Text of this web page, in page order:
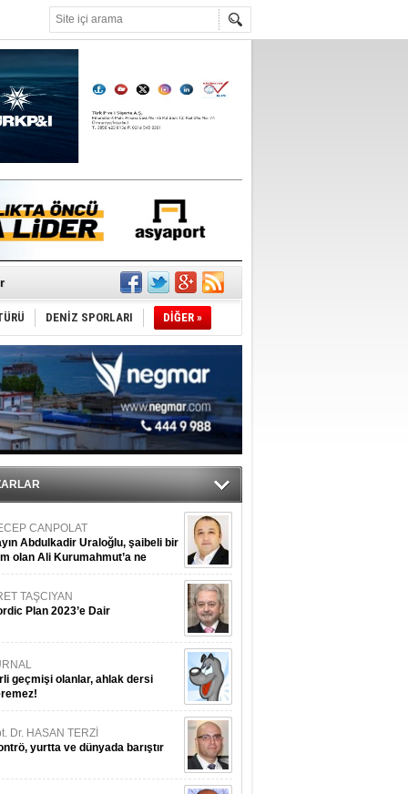
oldu
DENİZ SPORLARI DİĞER »
CANPOLAT
Abdulkadir Uraloğlu, şaibeli bir
olan Ali Kurumahmut’a ne
TAŞCIYAN
Plan 2023’e Dair
geçmişi olanlar, ahlak dersi
Dr. HASAN TERZİ
yurtta ve dünyada barıştır